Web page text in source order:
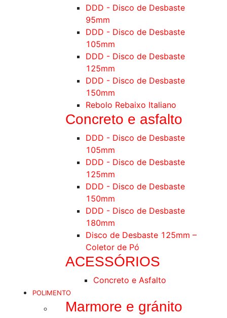
DDD - Disco de Desbaste
95mm
DDD - Disco de Desbaste
105mm
DDD - Disco de Desbaste
125mm
DDD - Disco de Desbaste
150mm
Rebolo Rebaixo Italiano
Concreto e asfalto
DDD - Disco de Desbaste
105mm
DDD - Disco de Desbaste
125mm
DDD - Disco de Desbaste
150mm
DDD - Disco de Desbaste
180mm
Disco de Desbaste 125mm –
Coletor de Pó
ACESSÓRIOS
Concreto e Asfalto
POLIMENTO
Marmore e gránito